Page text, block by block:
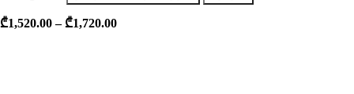
₾1,520.00 – ₾1,720.00